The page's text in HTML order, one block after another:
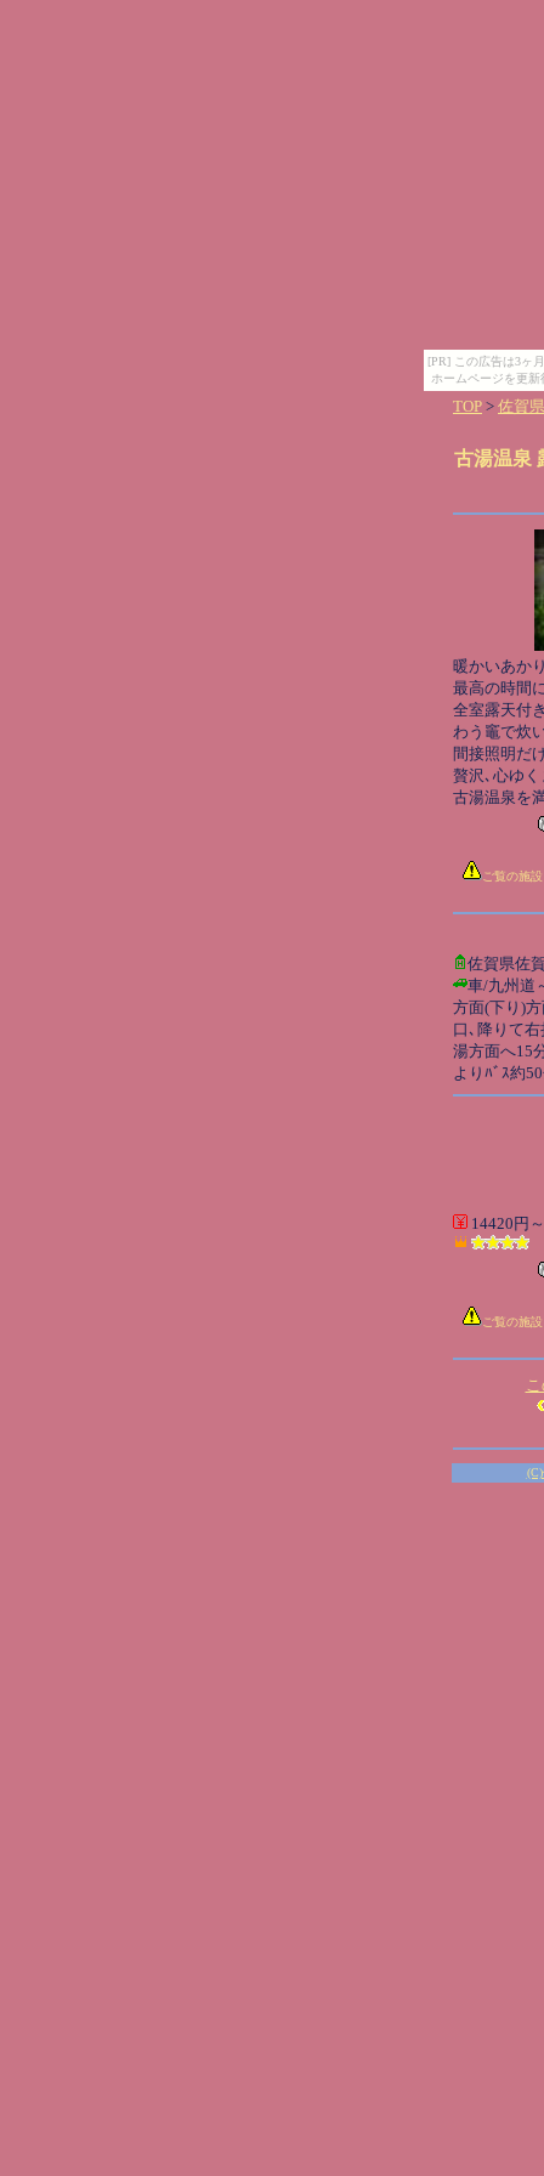
[PR] この広告は3ヶ
ホームページを更
TOP > 佐賀県
古湯温泉
暖かいあか
最高の時間
全室露天付
わう竈で炊
間接照明だ
贅沢､心ゆく
古湯温泉を
ご覧の施
佐賀県佐
車/九州道
方面(下り)
口､降りて
湯方面へ15
よりﾊﾞｽ約
14420円～
ご覧の施